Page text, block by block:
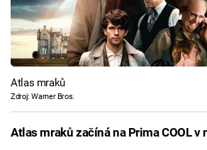
Atlas mraků
Zdroj: Warner Bros.
Atlas mraků začíná na Prima COOL v